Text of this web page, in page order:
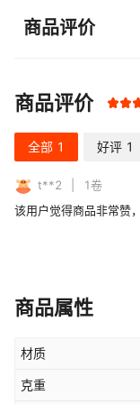
商品评价
商品评价
全部 1 好评 1
t**2 1卷
该用户觉得商品非常赞
商品属性
材质
克重